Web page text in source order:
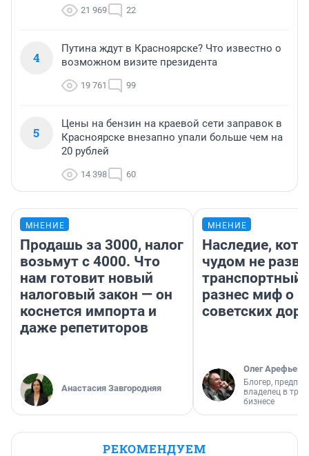
21 969 22
4
Путина ждут в Красноярске? Что известно о
возможном визите президента
19 761 99
5
Цены на бензин на краевой сети заправок в
Красноярске внезапно упали больше чем на
20 рублей
14 398 60
МНЕНИЕ
Продашь за 3000, налог
возьмут с 4000. Что
нам готовит новый
налоговый закон — он
коснется импорта и
даже репетиторов
Анастасия Завгородняя
МНЕНИЕ
Наследие,
чудом не
транспортный
разнес миф о
советских
Олег Арефьев
Блогер,
владелец в
бизнесе
РЕКОМЕНДУЕМ